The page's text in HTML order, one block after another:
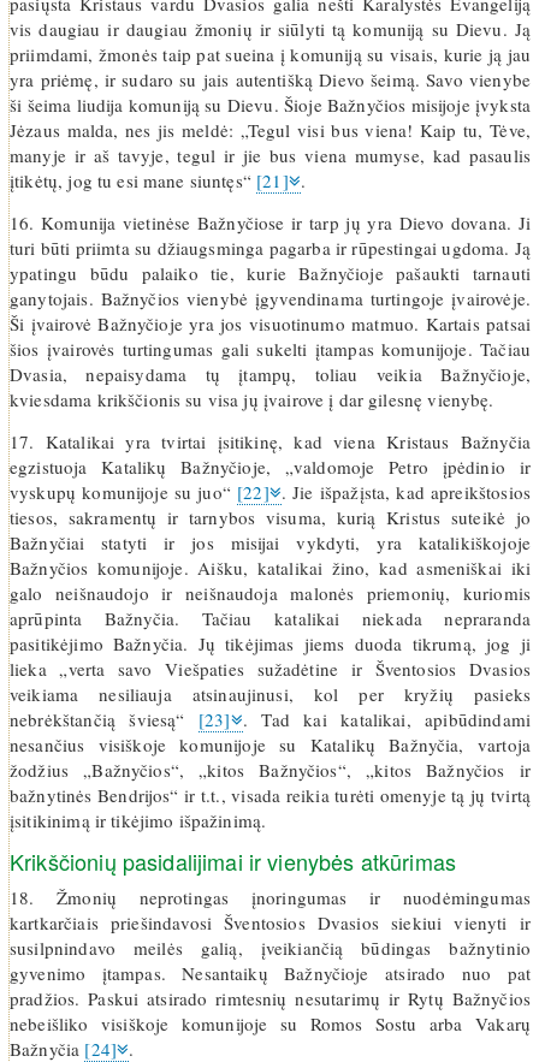
vis daugiau ir daugiau žmonių ir siūlyti tą komuniją su Dievu. Ją
priimdami, žmonės taip pat sueina į komuniją su visais, kurie ją jau
yra priėmę, ir sudaro su jais autentišką Dievo šeimą. Savo vienybe
ši šeima liudija komuniją su Dievu. Šioje Bažnyčios misijoje įvyksta
Jėzaus malda, nes jis meldė: „Tegul visi bus viena! Kaip tu, Tėve,
manyje ir aš tavyje, tegul ir jie bus viena mumyse, kad pasaulis
įtikėtų, jog tu esi mane siuntęs“ [21] .
16. Komunija vietinėse Bažnyčiose ir tarp jų yra Dievo dovana. Ji
turi būti priimta su džiaugsminga pagarba ir rūpestingai ugdoma. Ją
ypatingu būdu palaiko tie, kurie Bažnyčioje pašaukti tarnauti
ganytojais. Bažnyčios vienybė įgyvendinama turtingoje įvairovėje.
Ši įvairovė Bažnyčioje yra jos visuotinumo matmuo. Kartais patsai
šios įvairovės turtingumas gali sukelti įtampas komunijoje. Tačiau
Dvasia, nepaisydama tų įtampų, toliau veikia Bažnyčioje,
kviesdama krikščionis su visa jų įvairove į dar gilesnę vienybę.
17. Katalikai yra tvirtai įsitikinę, kad viena Kristaus Bažnyčia
egzistuoja Katalikų Bažnyčioje, „valdomoje Petro įpėdinio ir
vyskupų komunijoje su juo“ [22] . Jie išpažįsta, kad apreikštosios
tiesos, sakramentų ir tarnybos visuma, kurią Kristus suteikė jo
Bažnyčiai statyti ir jos misijai vykdyti, yra katalikiškojoje
Bažnyčios komunijoje. Aišku, katalikai žino, kad asmeniškai iki
galo neišnaudojo ir neišnaudoja malonės priemonių, kuriomis
aprūpinta Bažnyčia. Tačiau katalikai niekada nepraranda
pasitikėjimo Bažnyčia. Jų tikėjimas jiems duoda tikrumą, jog ji
lieka „verta savo Viešpaties sužadėtine ir Šventosios Dvasios
veikiama nesiliauja atsinaujinusi, kol per kryžių pasieks
nebrėkštančią šviesą“ [23]
. Tad kai katalikai, apibūdindami
nesančius visiškoje komunijoje su Katalikų Bažnyčia, vartoja
žodžius „Bažnyčios“, „kitos Bažnyčios“, „kitos Bažnyčios ir
bažnytinės Bendrijos“ ir t.t., visada reikia turėti omenyje tą jų tvirtą
įsitikinimą ir tikėjimo išpažinimą.
Krikščionių pasidalijimai ir vienybės atkūrimas
18. Žmonių neprotingas įnoringumas ir nuodėmingumas
kartkarčiais priešindavosi Šventosios Dvasios siekiui vienyti ir
susilpnindavo meilės galią, įveikiančią būdingas bažnytinio
gyvenimo įtampas. Nesantaikų Bažnyčioje atsirado nuo pat
pradžios. Paskui atsirado rimtesnių nesutarimų ir Rytų Bažnyčios
nebeišliko visiškoje komunijoje su Romos Sostu arba Vakarų
Bažnyčia [24] .